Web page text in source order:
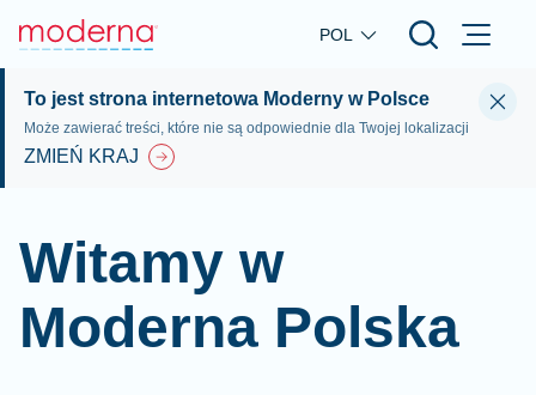
Skip to main content
POL
To jest strona internetowa Moderny w Polsce
Może zawierać treści, które nie są odpowiednie dla Twojej lokalizacji
ZMIEŃ KRAJ
Witamy w
Moderna Polska